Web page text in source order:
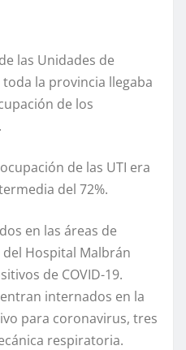
las Unidades de
la provincia llegaba
de los
de las UTI era
del 72%.
en las áreas de
Hospital Malbrán
de COVID-19.
internados en la
para coronavirus, tres
respiratoria.